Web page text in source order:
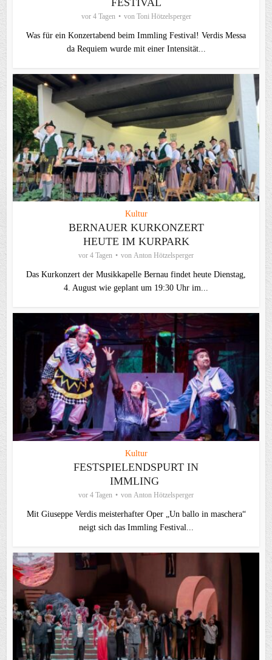
vor 4 Tagen von Toni Hötzelsperger
Was für ein Konzertabend beim Immling Festival! Verdis Messa
da Requiem wurde mit einer Intensität...
Kultur
BERNAUER KURKONZERT
HEUTE IM KURPARK
vor 4 Tagen von Anton Hötzelsperger
Das Kurkonzert der Musikkapelle Bernau findet heute Dienstag,
4. August wie geplant um 19:30 Uhr im...
Kultur
FESTSPIELENDSPURT IN
IMMLING
vor 4 Tagen von Anton Hötzelsperger
Mit Giuseppe Verdis meisterhafter Oper „Un ballo in maschera“
neigt sich das Immling Festival...